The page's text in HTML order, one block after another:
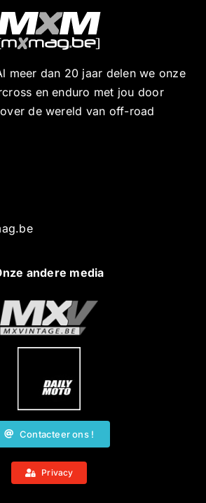
meer dan 20 jaar delen we onze
en enduro met jou door
de wereld van off-road
andere media
Contacteer ons !
Privacy